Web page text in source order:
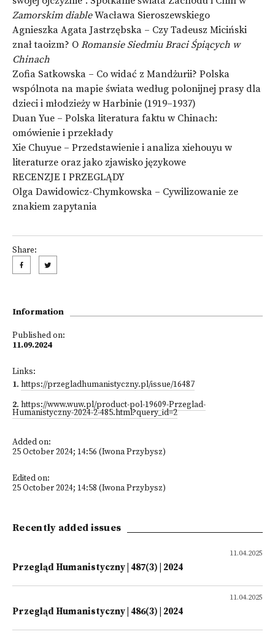
Zamorskim diableWacława Sieroszewskiego
Agnieszka Agata Jastrzębska – Czy Tadeusz Miciński
znał taoizm? O Romansie Siedmiu Braci Śpiących w
Chinach
Zofia Satkowska – Co widać z Mandżurii? Polska
wspólnota na mapie świata według polonijnej prasy dla
dzieci i młodzieży w Harbinie (1919–1937)
Duan Yue – Polska literatura faktu w Chinach:
omówienie i przekłady
Xie Chuyue – Przedstawienie i analiza xiehouyu w
literaturze oraz jako zjawisko językowe
RECENZJE I PRZEGLĄDY
Olga Dawidowicz-Chymkowska – Cywilizowanie ze
znakiem zapytania
Share:
Information
Published on:
11.09.2024
Links:
1. https://przegladhumanistyczny.pl/issue/16487
2. https://www.wuw.pl/product-pol-19609-Przeglad-
Humanistyczny-2024-2-485.html?query_id=2
Added on:
25 October 2024; 14:56 (Iwona Przybysz)
Edited on:
25 October 2024; 14:58 (Iwona Przybysz)
Recently added issues
11.04.2025
Przegląd Humanistyczny | 487(3) | 2024
11.04.2025
Przegląd Humanistyczny | 486(3) | 2024